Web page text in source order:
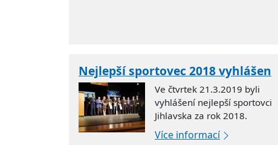
Nejlepší sportovec 2018 vyhlášen
Ve čtvrtek 21.3.2019 byli
vyhlášení nejlepší sportovci
Jihlavska za rok 2018.
Více informací